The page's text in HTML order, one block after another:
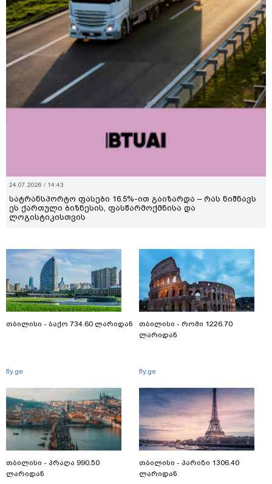
24.07.2026 / 14:43
სატრანსპორტო ფასები 16.5%-ით გაიზარდა – რას ნიშნავს
ეს ქართული ბიზნესის, ფასწარმოქმნისა და
ლოგისტიკისთვის
თბილისი - ბაქო 734.60 ლარიდან
fly.ge
თბილისი - პრაღა 990.50
ლარიდან
თბილისი - რომი 1226.70
ლარიდან
fly.ge
თბილისი - პარიზი 1306.40
ლარიდან